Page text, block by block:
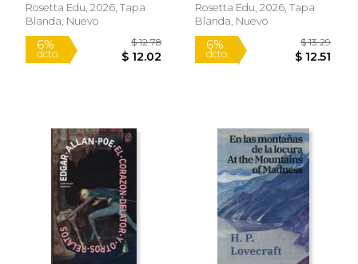
Rosetta Edu, 2026, Tapa
Blanda, Nuevo
Rosetta Edu, 2026, Tapa
Blanda, Nuevo